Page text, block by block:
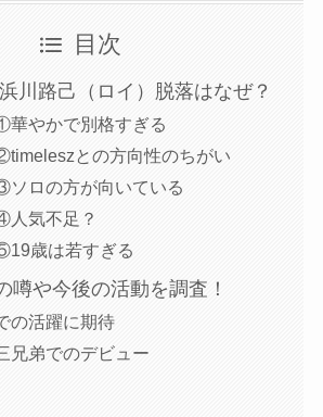
目次
川路己（ロイ）脱落はなぜ？
華やかで別格すぎる
との方向性のちがい
ソロの方が向いている
人気不足？
歳は若すぎる
噂や今後の活動を調査！
の活躍に期待
兄弟でのデビュー